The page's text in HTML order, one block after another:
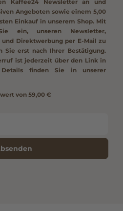
Kaffee24 Newsletter an und
Angeboten sowie einem 5,00
Einkauf in unserem Shop. Mit
ein, unseren Newsletter,
Direktwerbung per E-Mail zu
Sie erst nach Ihrer Bestätigung.
ist jederzeit über den Link in
finden Sie in unserer
von 59,00 €